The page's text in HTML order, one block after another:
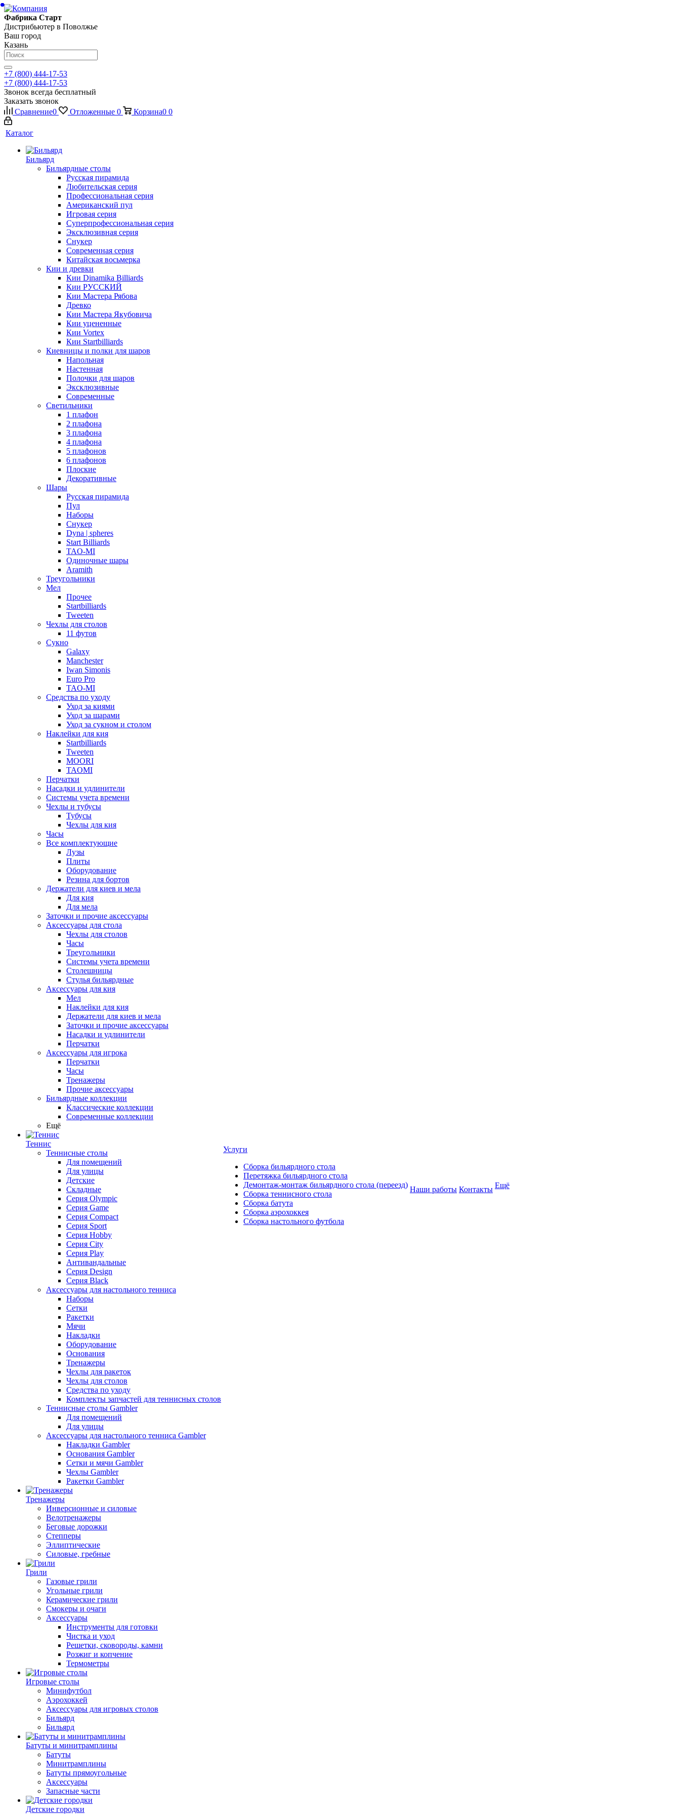
Фабрика Старт
Дистрибьютер в Поволжье
Ваш город
Казань
+7 (800) 444-17-53
+7 (800) 444-17-53
Звонок всегда бесплатный
Заказать звонок
Сравнение0 Отложенные 0 Корзина0 0
Каталог
Бильярд
Бильярдные столы
Русская пирамида
Любительская серия
Профессиональная серия
Американский пул
Игровая серия
Суперпрофессиональная серия
Эксклюзивная серия
Снукер
Современная серия
Китайская восьмерка
Кии и древки
Кии Dinamika Billiards
Кии РУССКИЙ
Кии Мастера Рябова
Древко
Кии Мастера Якубовича
Кии уцененные
Кии Vortex
Кии Startbilliards
Киевницы и полки для шаров
Напольная
Настенная
Полочки для шаров
Эксклюзивные
Современные
Светильники
1 плафон
2 плафона
3 плафона
4 плафона
5 плафонов
6 плафонов
Плоские
Декоративные
Шары
Русская пирамида
Пул
Наборы
Снукер
Dyna | spheres
Start Billiards
TAO-MI
Одиночные шары
Aramith
Треугольники
Мел
Прочее
Startbilliards
Tweeten
Чехлы для столов
11 футов
Сукно
Galaxy
Manchester
Iwan Simonis
Euro Pro
TAO-MI
Средства по уходу
Уход за киями
Уход за шарами
Уход за сукном и столом
Наклейки для кия
Startbilliards
Tweeten
MOORI
TAOMI
Перчатки
Насадки и удлинители
Системы учета времени
Чехлы и тубусы
Тубусы
Чехлы для кия
Часы
Все комплектующие
Лузы
Плиты
Оборудование
Резина для бортов
Держатели для киев и мела
Для кия
Для мела
Заточки и прочие аксессуары
Аксессуары для стола
Чехлы для столов
Часы
Треугольники
Системы учета времени
Столешницы
Стулья бильярдные
Аксессуары для кия
Мел
Наклейки для кия
Держатели для киев и мела
Заточки и прочие аксессуары
Насадки и удлинители
Перчатки
Аксессуары для игрока
Перчатки
Часы
Тренажеры
Прочие аксессуары
Бильярдные коллекции
Классические коллекции
Современные коллекции
Ещё
Теннис
Теннисные столы
Для помещений
Для улицы
Детские
Складные
Серия Olympic
Серия Game
Серия Compact
Серия Sport
Серия Hobby
Серия City
Серия Play
Антивандальные
Серия Design
Серия Black
Аксессуары для настольного тенниса
Наборы
Сетки
Ракетки
Мячи
Накладки
Оборудование
Основания
Тренажеры
Чехлы для ракеток
Чехлы для столов
Средства по уходу
Комплекты запчастей для теннисных столов
Теннисные столы Gambler
Для помещений
Для улицы
Аксессуары для настольного тенниса Gambler
Накладки Gambler
Основания Gambler
Сетки и мячи Gambler
Чехлы Gambler
Ракетки Gambler
Тренажеры
Инверсионные и силовые
Велотренажеры
Беговые дорожки
Степперы
Эллиптические
Силовые, гребные
Грили
Газовые грили
Угольные грили
Керамические грили
Смокеры и очаги
Аксессуары
Инструменты для готовки
Чистка и уход
Решетки, сковороды, камни
Розжиг и копчение
Термометры
Игровые столы
Минифутбол
Аэрохоккей
Аксессуары для игровых столов
Бильяpд
Бильяpд
Батуты и минитрамплины
Батуты
Минитрамплины
Батуты прямоугольные
Аксессуары
Запасные части
Детские городки
Услуги
Сборка бильярдного стола
Перетяжка бильярдного стола
Демонтаж-монтаж бильярдного стола (переезд)
Сборка теннисного стола
Сборка батута
Сборка аэрохоккея
Сборка настольного футбола
Наши работы Контакты Ещё